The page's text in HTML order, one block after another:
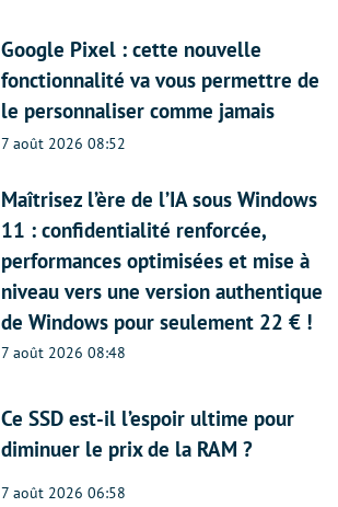
Google Pixel : cette nouvelle
fonctionnalité va vous permettre de
le personnaliser comme jamais
7 août 2026 08:52
Maîtrisez l’ère de l’IA sous Windows
11 : confidentialité renforcée,
performances optimisées et mise à
niveau vers une version authentique
de Windows pour seulement 22 € !
7 août 2026 08:48
Ce SSD est-il l’espoir ultime pour
diminuer le prix de la RAM ?
7 août 2026 06:58